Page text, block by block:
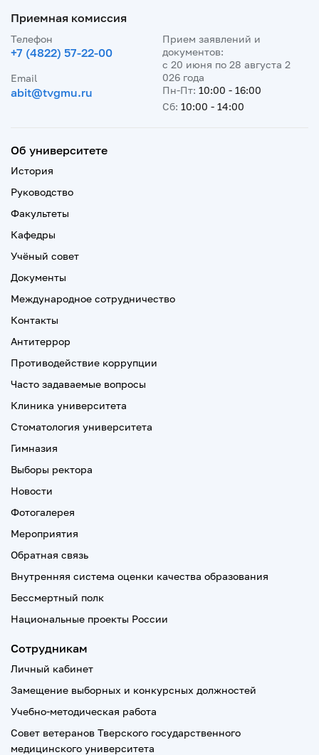
Приемная комиссия
Телефон
+7 (4822) 57-22-00
Email
abit@tvgmu.ru
Прием заявлений и
документов:
с 20 июня по 28 августа 2
026 года
Пн-Пт: 10:00 - 16:00
Сб: 10:00 - 14:00
Об университете
История
Руководство
Факультеты
Кафедры
Учёный совет
Документы
Международное сотрудничество
Контакты
Антитеррор
Противодействие коррупции
Часто задаваемые вопросы
Клиника университета
Стоматология университета
Гимназия
Выборы ректора
Новости
Фотогалерея
Мероприятия
Обратная связь
Внутренняя система оценки качества образования
Бессмертный полк
Национальные проекты России
Сотрудникам
Личный кабинет
Замещение выборных и конкурсных должностей
Учебно-методическая работа
Совет ветеранов Тверского государственного
медицинского университета